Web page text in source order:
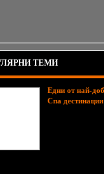
ТЕМИ
Едни от най-
Спа дестинации